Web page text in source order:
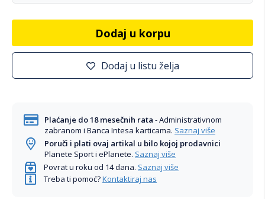
Dodaj u korpu
Dodaj u listu želja
Plaćanje do 18 mesečnih rata - Administrativnom
zabranom i Banca Intesa karticama. Saznaj više
Poruči i plati ovaj artikal u bilo kojoj prodavnici
Planete Sport i ePlanete. Saznaj više
Povrat u roku od 14 dana. Saznaj više
Treba ti pomoć?Kontaktiraj nas